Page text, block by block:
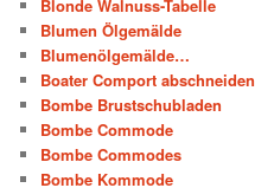
Blonde Walnuss-Tabelle
Blumen Ölgemälde
Blumenölgemälde…
Boater Comport abschneiden
Bombe Brustschubladen
Bombe Commode
Bombe Commodes
Bombe Kommode